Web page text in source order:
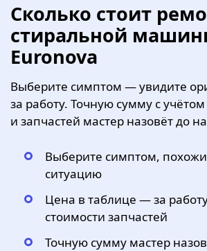
Сколько стоит
стиральной
Euronova
Выберите симптом — увидите
за работу. Точную сумму с
и запчастей мастер назовёт до
Выберите симптом,
ситуацию
Цена в таблице — за
стоимости запчастей
Точную сумму мастер